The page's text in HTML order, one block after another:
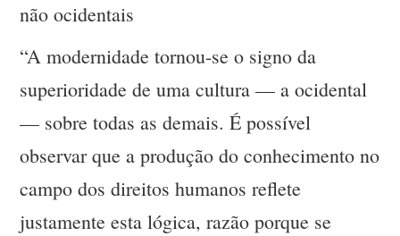
não ocidentais
“A modernidade tornou-se o signo da
superioridade de uma cultura — a ocidental
— sobre todas as demais. É possível
observar que a produção do conhecimento no
campo dos direitos humanos reflete
justamente esta lógica, razão porque se